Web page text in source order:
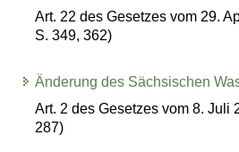
Art. 22 des Gesetzes vom 29.
S. 349, 362)
Änderung des Sächsischen
Art. 2 des Gesetzes vom 8. Juli
287)